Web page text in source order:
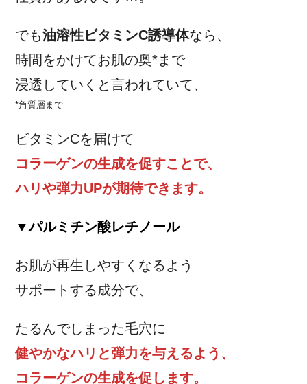
でも油溶性ビタミンC誘導体なら、
時間をかけてお肌の奥*まで
浸透していくと言われていて、
*角質層まで
ビタミンCを届けて
コラーゲンの生成を促すことで、
ハリや弾力UPが期待できます。
▼パルミチン酸レチノール
お肌が再生しやすくなるよう
サポートする成分で、
たるんでしまった毛穴に
健やかなハリと弾力を与えるよう、
コラーゲンの生成を促します。